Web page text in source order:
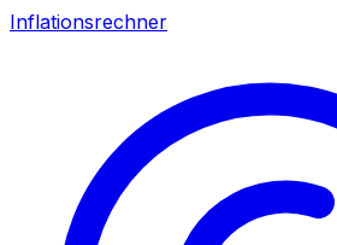
Inflationsrechner